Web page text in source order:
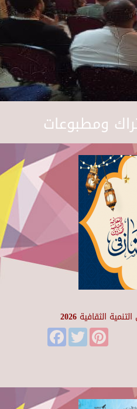
ومطبوعات
الثقافية 2026
FacebookTwitter